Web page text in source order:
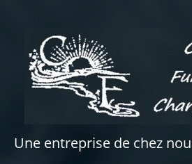
Une entreprise de chez